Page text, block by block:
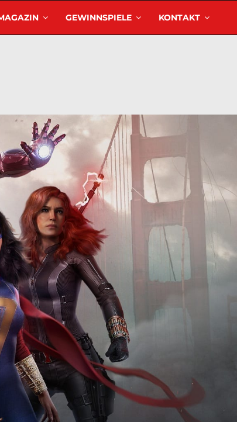
GEWINNSPIELE KONTAKT